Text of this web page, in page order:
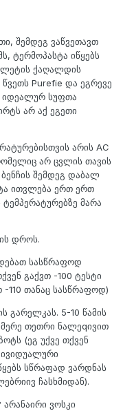
შემდეგ ვაწვეთავთ
ტერმოპასტა იწყებს
ქაღალდის
Purefie და ეგრევე
იდეალურ სუფთა
არ აქ ეგეთი
არის AC
არ ცვლის თავის
შემდეგ დაბალ
ითვლება ერთ ერთ
მარა
დროს.
სასწრაფოდ
გაქვთ -100 ტესტი
110 თანაც სასწრაფოდ)
გარელკას. 5-10 წამის
მერე თეთრი ნალეqივით
(ეგ უქვე თქვენ
სწრაფად ვარდნას
ჩასხმიდან).
ვოსკი